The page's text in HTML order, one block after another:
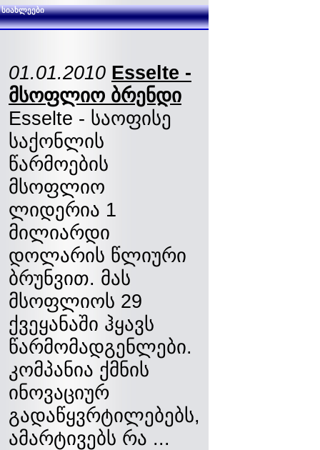
სიახლეები
01.01.2010 Esselte -
მსოფლიო ბრენდი
Esselte - საოფისე
საქონლის
წარმოების
მსოფლიო
ლიდერია 1
მილიარდი
დოლარის წლიური
ბრუნვით. მას
მსოფლიოს 29
ქვეყანაში ჰყავს
წარმომადგენლები.
კომპანია ქმნის
ინოვაციურ
გადაწყვრტილებებს,
ამარტივებს რა ...